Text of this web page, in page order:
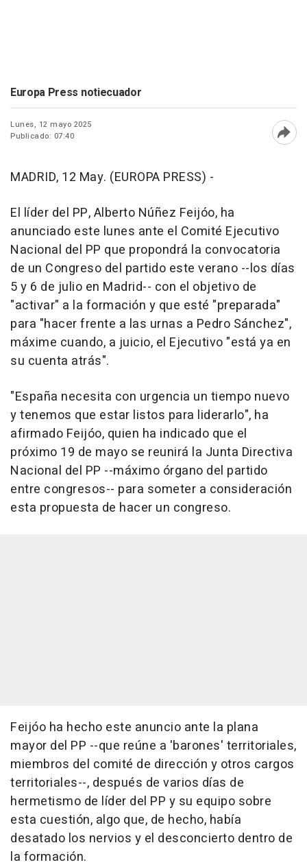
Europa Press notiecuador
Lunes, 12 mayo 2025
Publicado: 07:40
MADRID, 12 May. (EUROPA PRESS) -
El líder del PP, Alberto Núñez Feijóo, ha
anunciado este lunes ante el Comité Ejecutivo
Nacional del PP que propondrá la convocatoria
de un Congreso del partido este verano --los días
5 y 6 de julio en Madrid-- con el objetivo de
"activar" a la formación y que esté "preparada"
para "hacer frente a las urnas a Pedro Sánchez",
máxime cuando, a juicio, el Ejecutivo "está ya en
su cuenta atrás".
"España necesita con urgencia un tiempo nuevo
y tenemos que estar listos para liderarlo", ha
afirmado Feijóo, quien ha indicado que el
próximo 19 de mayo se reunirá la Junta Directiva
Nacional del PP --máximo órgano del partido
entre congresos-- para someter a consideración
esta propuesta de hacer un congreso.
Feijóo ha hecho este anuncio ante la plana
mayor del PP --que reúne a 'barones' territoriales,
miembros del comité de dirección y otros cargos
territoriales--, después de varios días de
hermetismo de líder del PP y su equipo sobre
esta cuestión, algo que, de hecho, había
desatado los nervios y el desconcierto dentro de
la formación.